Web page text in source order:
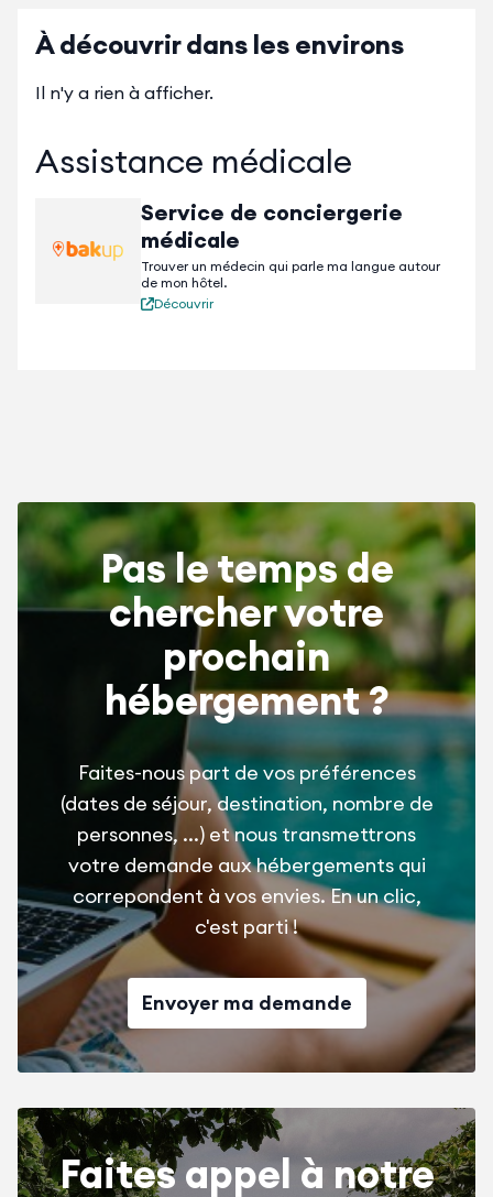
À découvrir dans les environs
Il n'y a rien à afficher.
Assistance médicale
Service de conciergerie
médicale
Trouver un médecin qui parle ma langue autour
de mon hôtel.
Découvrir
Pas le temps de
chercher votre
prochain
hébergement ?
Faites-nous part de vos préférences
(dates de séjour, destination, nombre de
personnes, ...) et nous transmettrons
votre demande aux hébergements qui
correpondent à vos envies. En un clic,
c'est parti !
Envoyer ma demande
Faites appel à notre